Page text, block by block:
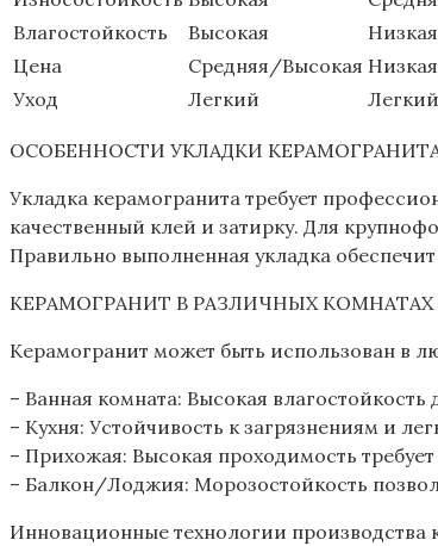
Влагостойкость
Высокая Низкая
Цена
Средняя/Высокая
Уход
Легкий Легкий
ОСОБЕННОСТИ УКЛАДКИ
Укладка керамогранита требует
качественный клей и затирку. Для
Правильно выполненная укладка
КЕРАМОГРАНИТ В РАЗЛИЧНЫХ КОМНАТАХ
Керамогранит может быть использован в
– Ванная комната: Высокая
– Кухня: Устойчивость к загрязнениям и
– Прихожая: Высокая проходимость
– Балкон/Лоджия: Морозостойкость
Инновационные технологии производства